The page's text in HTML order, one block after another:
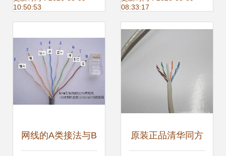
10:50:53
08:33:17
网线的A类接法与B 原装正品清华同方